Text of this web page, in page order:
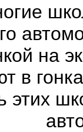
на
в
этих